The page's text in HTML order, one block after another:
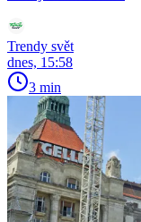
Trendy svět
dnes, 15:58
3 min